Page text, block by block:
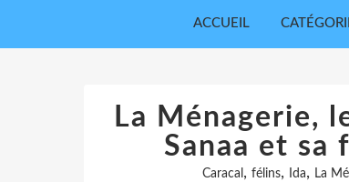
ACCUEIL
La Ménagerie,
Sanaa et sa
Caracal , félins, Ida, La